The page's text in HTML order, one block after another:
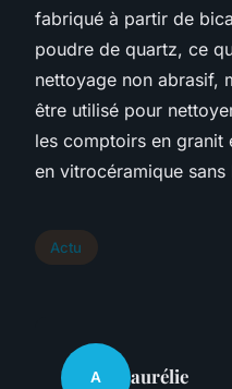
fabriqué à partir de
poudre de quartz, ce
nettoyage non abrasif,
être utilisé pour
les comptoirs en granit
en vitrocéramique sans
Actu
A aurélie